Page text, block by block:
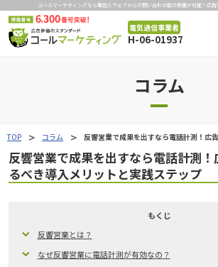
コールマーケティングなら電話とウェブからの問い合わせ数の把握が可能！広告
電気通信事業者
H-06-01937
コラム
TOP コラム 反響営業で成果を出すなら電話計測！広
反響営業で成果を出すなら電話計測
るべき導入メリットと実践ステップ
もくじ
反響営業とは？
なぜ反響営業に電話計測が有効なの？